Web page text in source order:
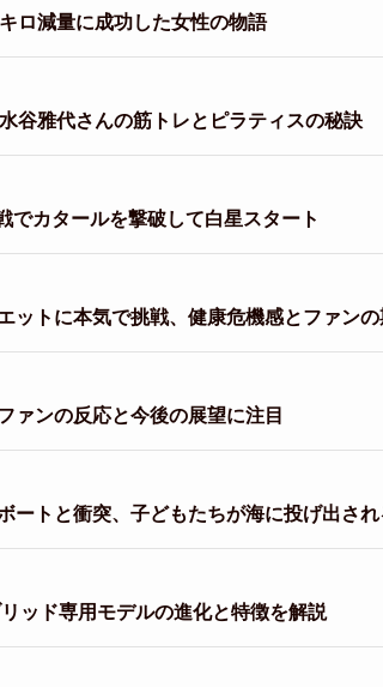
ロ減量に成功した女性の物語
谷雅代さんの筋トレとピラティスの秘訣
でカタールを撃破して白星スタート
ットに本気で挑戦、健康危機感とファン
ァンの反応と今後の展望に注目
ートと衝突、子どもたちが海に投げ出さ
ッド専用モデルの進化と特徴を解説